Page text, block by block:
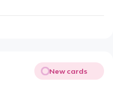
New cards